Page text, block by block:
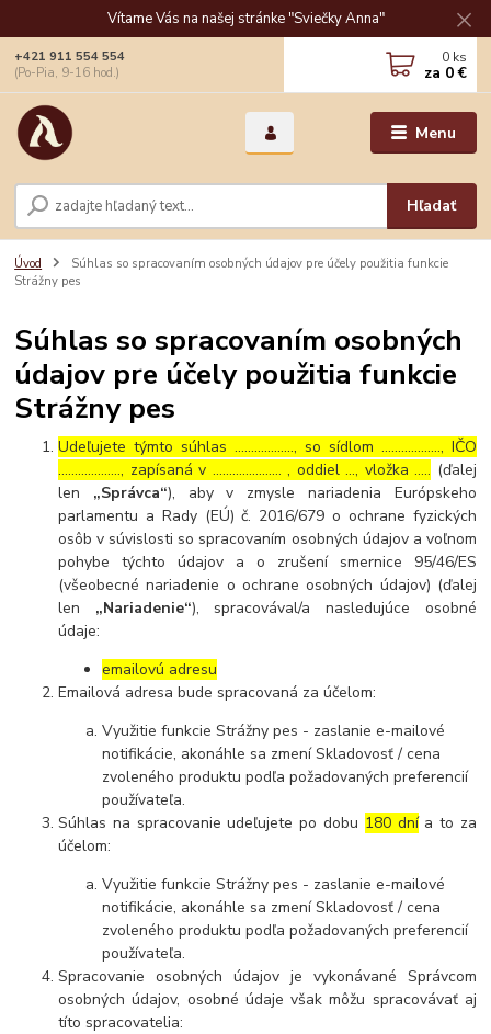
Vítame Vás na našej stránke "Sviečky Anna"
Menu
Hľadať
+421 911 554 554
(Po-Pia, 9-16 hod.)
0 ks
za 0 €
Úvod
Súhlas so spracovaním osobných údajov pre účely použitia funkcie
Strážny pes
Súhlas so spracovaním osobných
údajov pre účely použitia funkcie
Strážny pes
Udeľujete týmto súhlas ……………..., so sídlom ………………, IČO
………………., zapísaná v ………………… , oddiel …, vložka ….. (ďalej
len „Správca“), aby v zmysle nariadenia Európskeho
parlamentu a Rady (EÚ) č. 2016/679 o ochrane fyzických
osôb v súvislosti so spracovaním osobných údajov a voľnom
pohybe týchto údajov a o zrušení smernice 95/46/ES
(všeobecné nariadenie o ochrane osobných údajov) (ďalej
len „Nariadenie“), spracovával/a nasledujúce osobné
údaje:
emailovú adresu
Emailová adresa bude spracovaná za účelom:
Využitie funkcie Strážny pes - zaslanie e-mailové
notifikácie, akonáhle sa zmení Skladovosť / cena
zvoleného produktu podľa požadovaných preferencií
používateľa.
Súhlas na spracovanie udeľujete po dobu 180 dnía to za
účelom:
Využitie funkcie Strážny pes - zaslanie e-mailové
notifikácie, akonáhle sa zmení Skladovosť / cena
zvoleného produktu podľa požadovaných preferencií
používateľa.
Spracovanie osobných údajov je vykonávané Správcom
osobných údajov, osobné údaje však môžu spracovávať aj
títo spracovatelia: